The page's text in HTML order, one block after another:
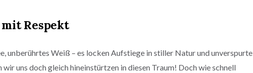
Respekt
unberührtes Weiß – es locken Aufstiege in stiller Natur und unverspurte
uns doch gleich hineinstürtzen in diesen Traum! Doch wie schnell